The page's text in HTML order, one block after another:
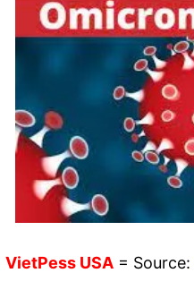
VietPess USA = Source: